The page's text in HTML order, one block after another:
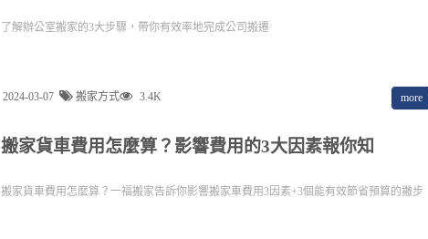
了解辦公室搬家的3大步驟，帶你有效率地完成公司搬遷
2024-03-07 搬家方式 3.4K more
搬家貨車費用怎麼算？影響費用的3大因素報你知
搬家貨車費用怎麼算？一福搬家告訴你影響搬家車費用3因素+3個能有效節省預算的撇步